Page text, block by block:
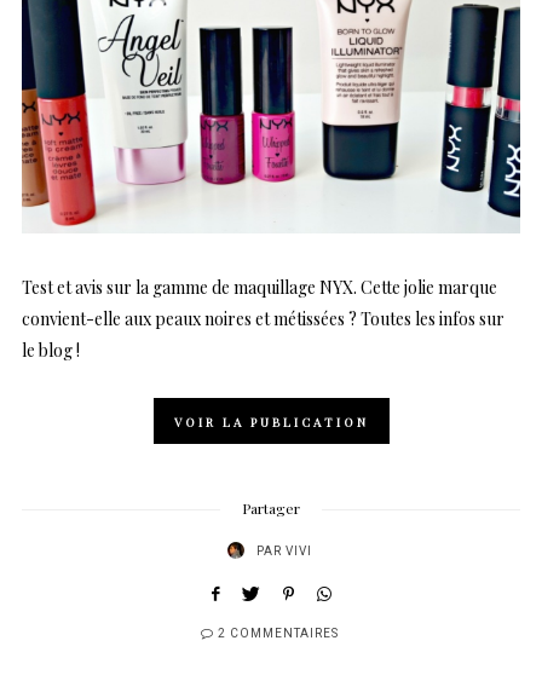
Test et avis sur la gamme de maquillage NYX. Cette jolie marque
convient-elle aux peaux noires et métissées ? Toutes les infos sur
le blog !
VOIR LA PUBLICATION
Partager
PAR VIVI
2 COMMENTAIRES